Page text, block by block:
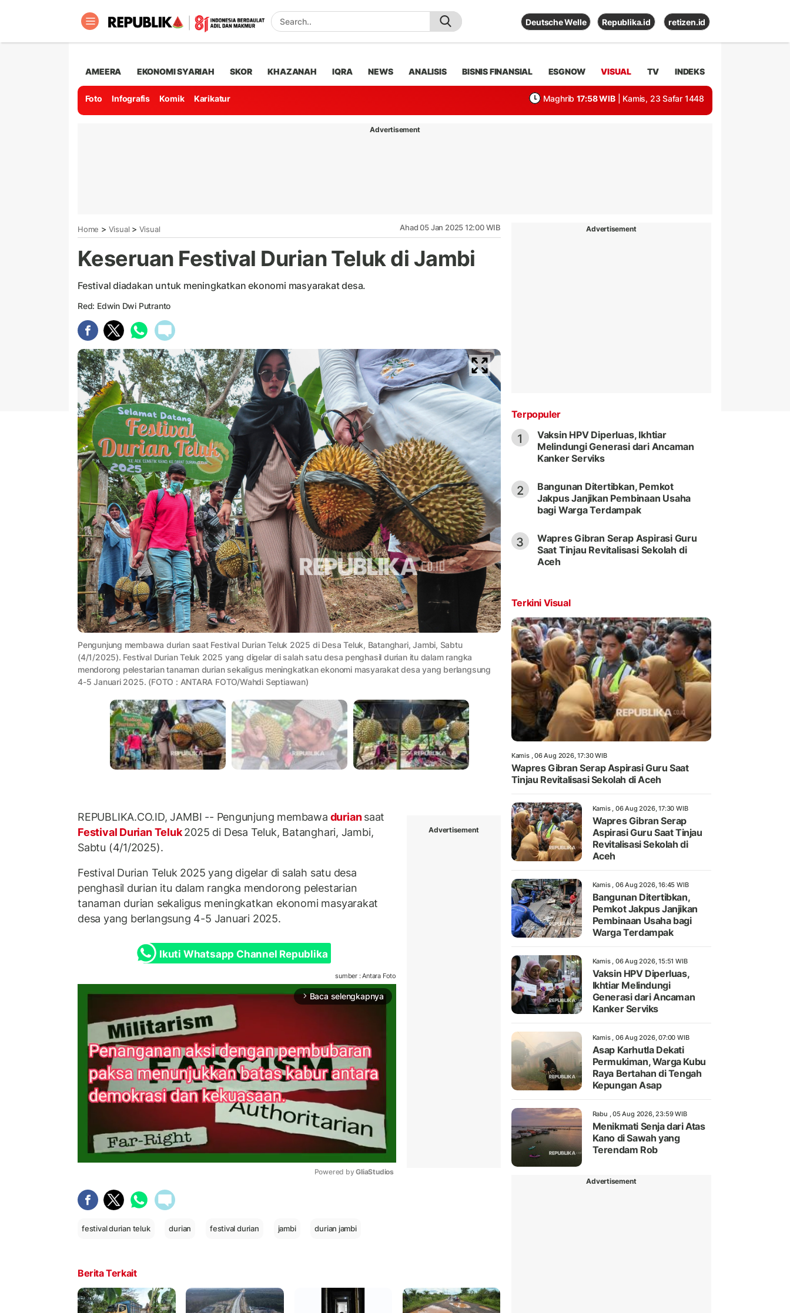
Deutsche Welle Republika.id retizen.id
AMEERA EKONOMI SYARIAH SKOR KHAZANAH IQRA NEWS ANALISIS BISNIS FINANSIAL ESGNOW VISUAL TV INDEKS
Foto Infografis Komik Karikatur Maghrib 17:58 WIB | Kamis, 23 Safar 1448
Advertisement
Home > Visual > Visual Ahad 05 Jan 2025 12:00 WIB
Keseruan Festival Durian Teluk di Jambi
Festival diadakan untuk meningkatkan ekonomi masyarakat desa.
Red: Edwin Dwi Putranto
Pengunjung membawa durian saat Festival Durian Teluk 2025 di Desa Teluk, Batanghari, Jambi, Sabtu
(4/1/2025). Festival Durian Teluk 2025 yang digelar di salah satu desa penghasil durian itu dalam rangka
mendorong pelestarian tanaman durian sekaligus meningkatkan ekonomi masyarakat desa yang berlangsung
4-5 Januari 2025. (FOTO : ANTARA FOTO/Wahdi Septiawan)
REPUBLIKA.CO.ID, JAMBI -- Pengunjung membawa duriansaat
Festival Durian Teluk2025 di Desa Teluk, Batanghari, Jambi,
Sabtu (4/1/2025).
Festival Durian Teluk 2025 yang digelar di salah satu desa
penghasil durian itu dalam rangka mendorong pelestarian
tanaman durian sekaligus meningkatkan ekonomi masyarakat
desa yang berlangsung 4-5 Januari 2025.
Ikuti Whatsapp Channel Republika
sumber : Antara Foto
arrow_forward_ios Baca selengkapnya
Powered by GliaStudios
Advertisement
festival durian teluk durian festival durian jambi durian jambi
Berita Terkait
Advertisement
Terpopuler
1
Vaksin HPV Diperluas, Ikhtiar
Melindungi Generasi dari Ancaman
Kanker Serviks
2
Bangunan Ditertibkan, Pemkot
Jakpus Janjikan Pembinaan Usaha
bagi Warga Terdampak
3
Wapres Gibran Serap Aspirasi Guru
Saat Tinjau Revitalisasi Sekolah di
Aceh
Terkini Visual
Kamis , 06 Aug 2026, 17:30 WIB
Wapres Gibran Serap Aspirasi Guru Saat
Tinjau Revitalisasi Sekolah di Aceh
Kamis , 06 Aug 2026, 17:30 WIB
Wapres Gibran Serap
Aspirasi Guru Saat Tinjau
Revitalisasi Sekolah di
Aceh
Kamis , 06 Aug 2026, 16:45 WIB
Bangunan Ditertibkan,
Pemkot Jakpus Janjikan
Pembinaan Usaha bagi
Warga Terdampak
Kamis , 06 Aug 2026, 15:51 WIB
Vaksin HPV Diperluas,
Ikhtiar Melindungi
Generasi dari Ancaman
Kanker Serviks
Kamis , 06 Aug 2026, 07:00 WIB
Asap Karhutla Dekati
Permukiman, Warga Kubu
Raya Bertahan di Tengah
Kepungan Asap
Rabu , 05 Aug 2026, 23:59 WIB
Menikmati Senja dari Atas
Kano di Sawah yang
Terendam Rob
Advertisement